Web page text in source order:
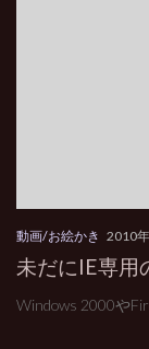
動画/お絵かき 2010
未だにIE専用
Windows 2000や